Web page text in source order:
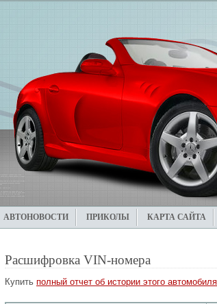
АВТОНОВОСТИ ПРИКОЛЫ КАРТА САЙТА
Расшифровка VIN-номера
Купить полный отчет об истории этого